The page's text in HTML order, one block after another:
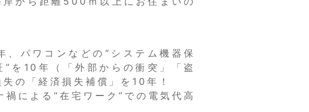
パワコンなどの“システム機器保
を10年（「外部からの衝突」「盗
の「経済損失補償」を10年！
による“在宅ワーク”での電気代高